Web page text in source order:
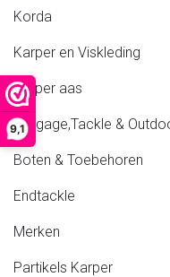
9,1
Korda
Karper en Viskleding
Karper aas
Luggage,Tackle &
Boten & Toebehoren
Endtackle
Merken
Partikels Karper